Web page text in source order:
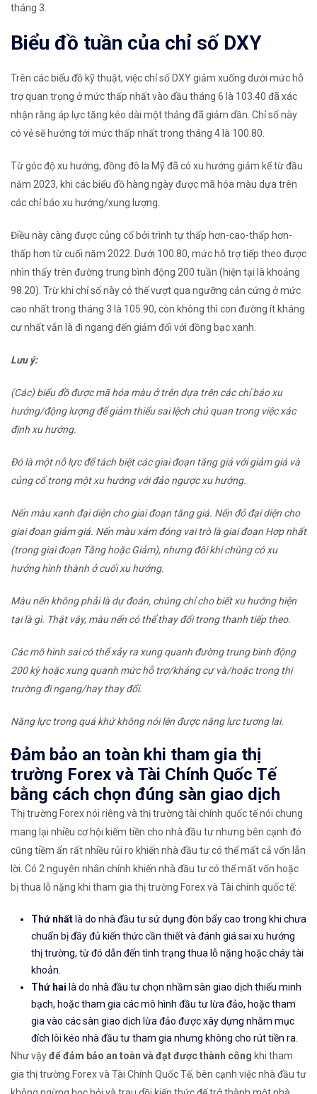
tháng 3.
Biểu đồ tuần của chỉ số DXY
Trên các biểu đồ kỹ thuật, việc chỉ số DXY giảm xuống dưới mức hỗ
trợ quan trọng ở mức thấp nhất vào đầu tháng 6 là 103.40 đã xác
nhận rằng áp lực tăng kéo dài một tháng đã giảm dần. Chỉ số này
có vẻ sẽ hướng tới mức thấp nhất trong tháng 4 là 100.80.
Từ góc độ xu hướng, đồng đô la Mỹ đã có xu hướng giảm kể từ đầu
năm 2023, khi các biểu đồ hàng ngày được mã hóa màu dựa trên
các chỉ báo xu hướng/xung lượng.
Điều này càng được củng cố bởi trình tự thấp hơn-cao-thấp hơn-
thấp hơn từ cuối năm 2022. Dưới 100.80, mức hỗ trợ tiếp theo được
nhìn thấy trên đường trung bình động 200 tuần (hiện tại là khoảng
98.20). Trừ khi chỉ số này có thể vượt qua ngưỡng cản cứng ở mức
cao nhất trong tháng 3 là 105.90, còn không thì con đường ít kháng
cự nhất vẫn là đi ngang đến giảm đối với đồng bạc xanh.
Lưu ý:
(Các) biểu đồ được mã hóa màu ở trên dựa trên các chỉ báo xu
hướng/động lượng để giảm thiểu sai lệch chủ quan trong việc xác
định xu hướng.
Đó là một nỗ lực để tách biệt các giai đoạn tăng giá với giảm giá và
củng cố trong một xu hướng với đảo ngược xu hướng.
Nến màu xanh đại diện cho giai đoạn tăng giá. Nến đỏ đại diện cho
giai đoạn giảm giá. Nến màu xám đóng vai trò là giai đoạn Hợp nhất
(trong giai đoạn Tăng hoặc Giảm), nhưng đôi khi chúng có xu
hướng hình thành ở cuối xu hướng.
Màu nến không phải là dự đoán, chúng chỉ cho biết xu hướng hiện
tại là gì. Thật vậy, màu nến có thể thay đổi trong thanh tiếp theo.
Các mô hình sai có thể xảy ra xung quanh đường trung bình động
200 kỳ hoặc xung quanh mức hỗ trợ/kháng cự và/hoặc trong thị
trường đi ngang/hay thay đổi.
Năng lực trong quá khứ không nói lên được năng lực tương lai.
Đảm bảo an toàn khi tham gia thị
trường Forex và Tài Chính Quốc Tế
bằng cách chọn đúng sàn giao dịch
Thị trường Forex nói riêng và thị trường tài chính quốc tế nói chung
mang lại nhiều cơ hội kiếm tiền cho nhà đầu tư nhưng bên cạnh đó
cũng tiềm ẩn rất nhiều rủi ro khiến nhà đầu tư có thể mất cả vốn lẫn
lời. Có 2 nguyên nhân chính khiến nhà đầu tư có thể mất vốn hoặc
bị thua lỗ nặng khi tham gia thị trường Forex và Tài chính quốc tế:
Thứ nhất là do nhà đầu tư sử dụng đòn bẩy cao trong khi chưa
chuẩn bị đầy đủ kiến thức cần thiết và đánh giá sai xu hướng
thị trường, từ đó dẫn đến tình trạng thua lỗ nặng hoặc cháy tài
khoản.
Thứ hai là do nhà đầu tư chọn nhầm sàn giao dịch thiếu minh
bạch, hoặc tham gia các mô hình đầu tư lừa đảo, hoặc tham
gia vào các sàn giao dịch lừa đảo được xây dựng nhằm mục
đích lôi kéo nhà đầu tư tham gia nhưng không cho rút tiền ra.
Như vậyđể đảm bảo an toàn và đạt được thành công khi tham
gia thị trường Forex và Tài Chính Quốc Tế, bên cạnh việc nhà đầu tư